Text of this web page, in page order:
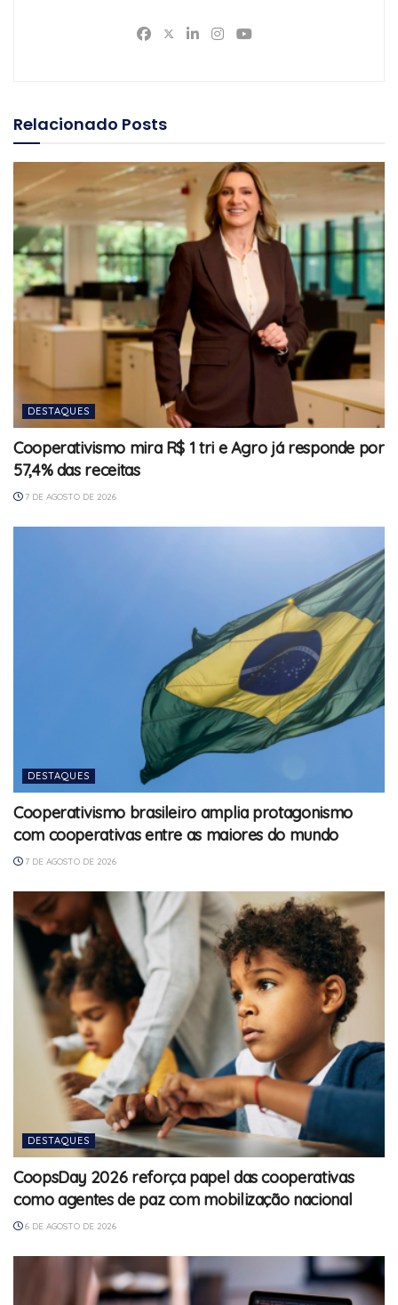
Relacionado Posts
DESTAQUES
Cooperativismo mira R$ 1 tri e Agro já responde por
57,4% das receitas
7 DE AGOSTO DE 2026
DESTAQUES
Cooperativismo brasileiro amplia protagonismo
com cooperativas entre as maiores do mundo
7 DE AGOSTO DE 2026
DESTAQUES
CoopsDay 2026 reforça papel das cooperativas
como agentes de paz com mobilização nacional
6 DE AGOSTO DE 2026